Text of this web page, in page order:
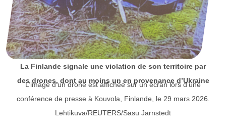
La Finlande signale une violation de son territoire par
des drones, dont au moins un en provenance d’Ukraine
L’image d’un drone est affichée sur un écran lors d’une
conférence de presse à Kouvola, Finlande, le 29 mars 2026.
Lehtikuva/REUTERS/Sasu Jarnstedt